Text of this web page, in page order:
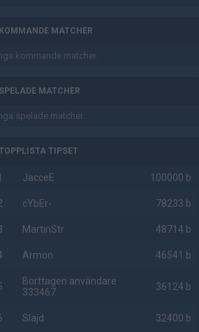
KOMMANDE MATCHER
kommande matcher.
SPELADE MATCHER
spelade matcher.
TIPSET
JacceE 100000 b
cYbEr- 78233 b
MartinStr 48714 b
Armon 46541 b
Borttagen användare
333467
36124 b
Slajd 32400 b